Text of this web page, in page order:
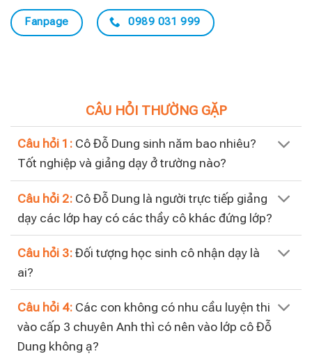
Fanpage 0989 031 999
CÂU HỎI THƯỜNG GẶP
Câu hỏi 1: Cô Đỗ Dung sinh năm bao nhiêu?
Tốt nghiệp và giảng dạy ở trường nào?
Câu hỏi 2: Cô Đỗ Dung là người trực tiếp giảng
dạy các lớp hay có các thầy cô khác đứng lớp?
Câu hỏi 3: Đối tượng học sinh cô nhận dạy là
ai?
Câu hỏi 4: Các con không có nhu cầu luyện thi
vào cấp 3 chuyên Anh thì có nên vào lớp cô Đỗ
Dung không ạ?